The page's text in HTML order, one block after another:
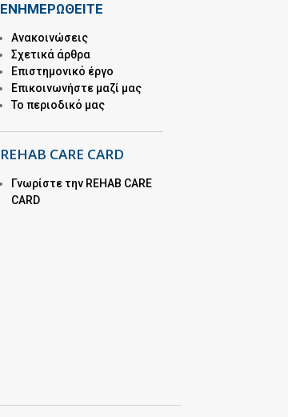
ΕΝΗΜΕΡΩΘΕΙΤΕ
Ανακοινώσεις
Σχετικά άρθρα
Επιστημονικό έργο
Επικοινωνήστε μαζί μας
Το περιοδικό μας
REHAB CARE CARD
Γνωρίστε την REHAB CARE
CARD